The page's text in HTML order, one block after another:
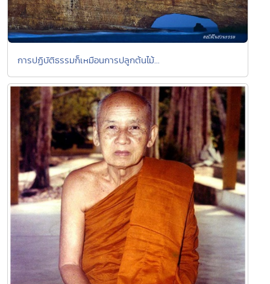
การปฏิบัติธรรมก็เหมือนการปลูกต้นไม้...